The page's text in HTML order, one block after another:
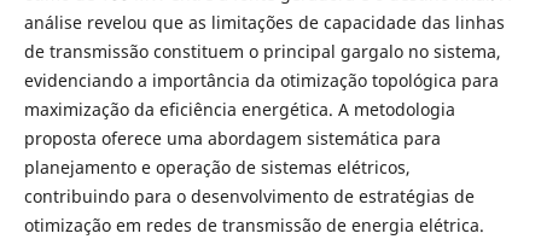
análise revelou que as limitações de capacidade das linhas
de transmissão constituem o principal gargalo no sistema,
evidenciando a importância da otimização topológica para
maximização da eficiência energética. A metodologia
proposta oferece uma abordagem sistemática para
planejamento e operação de sistemas elétricos,
contribuindo para o desenvolvimento de estratégias de
otimização em redes de transmissão de energia elétrica.